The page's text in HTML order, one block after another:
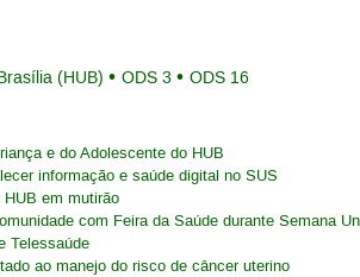
(HUB) ODS 3 ODS 16
e do Adolescente do HUB
informação e saúde digital no SUS
em mutirão
com Feira da Saúde durante Semana
Telessaúde
ao manejo do risco de câncer uterino